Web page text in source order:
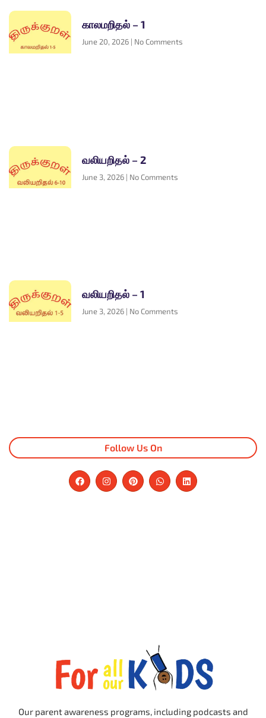
காலமறிதல் – 1
June 20, 2026 No Comments
வலியறிதல் – 2
June 3, 2026 No Comments
வலியறிதல் – 1
June 3, 2026 No Comments
Follow Us On
Our parent awareness programs, including podcasts and